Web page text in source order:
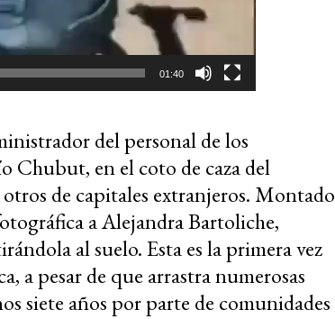
01:40
del personal de los
Chubut, en el coto de caza del
de capitales extranjeros. Montado
a Alejandra Bartoliche,
al suelo. Esta es la primera vez
a pesar de que arrastra numerosas
siete años por parte de comunidades